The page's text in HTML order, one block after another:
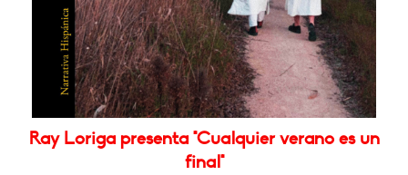
Ray Loriga presenta "Cualquier verano es un
final"